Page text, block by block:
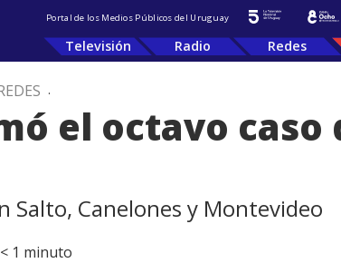
Portal de los Medios Públicos del Uruguay
Televisión Radio Redes
.
el octavo
Salto, Canelones y Montevideo
< 1 minuto